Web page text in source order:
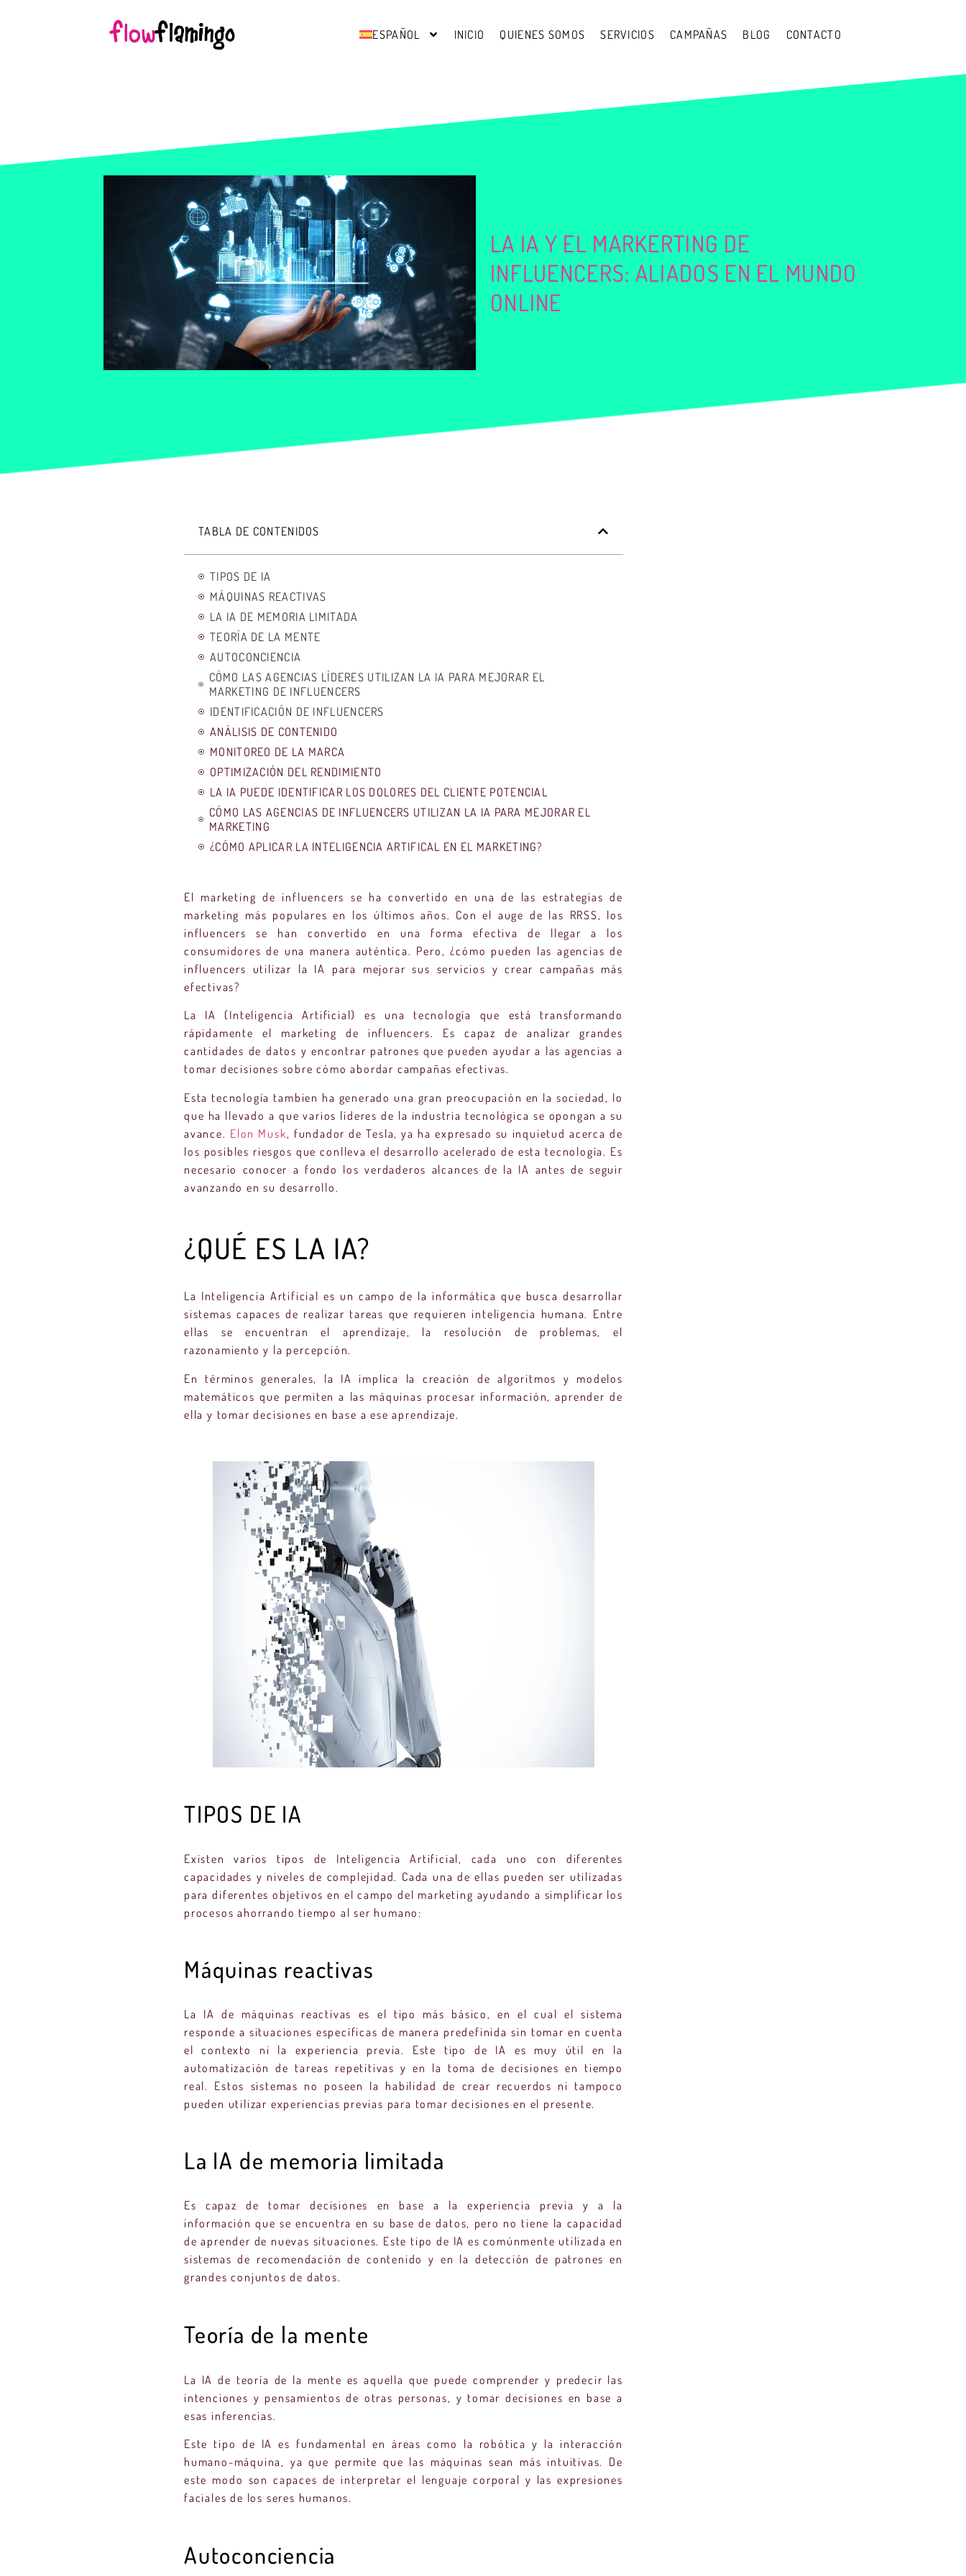
ESPAÑOL INICIO QUIENES SOMOS SERVICIOS CAMPAÑAS BLOG CONTACTO
LA IA Y EL MARKERTING DE
INFLUENCERS: ALIADOS EN EL MUNDO
ONLINE
TABLA DE CONTENIDOS
TIPOS DE IA
MÁQUINAS REACTIVAS
LA IA DE MEMORIA LIMITADA
TEORÍA DE LA MENTE
AUTOCONCIENCIA
CÓMO LAS AGENCIAS LÍDERES UTILIZAN LA IA PARA MEJORAR EL
MARKETING DE INFLUENCERS
IDENTIFICACIÓN DE INFLUENCERS
ANÁLISIS DE CONTENIDO
MONITOREO DE LA MARCA
OPTIMIZACIÓN DEL RENDIMIENTO
LA IA PUEDE IDENTIFICAR LOS DOLORES DEL CLIENTE POTENCIAL
CÓMO LAS AGENCIAS DE INFLUENCERS UTILIZAN LA IA PARA MEJORAR EL
MARKETING
¿CÓMO APLICAR LA INTELIGENCIA ARTIFICAL EN EL MARKETING?
El marketing de influencers se ha convertido en una de las estrategias de
marketing más populares en los últimos años. Con el auge de las RRSS, los
influencers se han convertido en una forma efectiva de llegar a los
consumidores de una manera auténtica. Pero, ¿cómo pueden las agencias de
influencers utilizar la IA para mejorar sus servicios y crear campañas más
efectivas?
La IA (Inteligencia Artificial) es una tecnología que está transformando
rápidamente el marketing de influencers. Es capaz de analizar grandes
cantidades de datos y encontrar patrones que pueden ayudar a las agencias a
tomar decisiones sobre cómo abordar campañas efectivas.
Esta tecnología tambien ha generado una gran preocupación en la sociedad, lo
que ha llevado a que varios líderes de la industria tecnológica se opongan a su
avance. Elon Musk, fundador de Tesla, ya ha expresado su inquietud acerca de
los posibles riesgos que conlleva el desarrollo acelerado de esta tecnología. Es
necesario conocer a fondo los verdaderos alcances de la IA antes de seguir
avanzando en su desarrollo.
¿QUÉ ES LA IA?
La Inteligencia Artificial es un campo de la informática que busca desarrollar
sistemas capaces de realizar tareas que requieren inteligencia humana. Entre
ellas se encuentran el aprendizaje, la resolución de problemas, el
razonamiento y la percepción.
En términos generales, la IA implica la creación de algoritmos y modelos
matemáticos que permiten a las máquinas procesar información, aprender de
ella y tomar decisiones en base a ese aprendizaje.
TIPOS DE IA
Existen varios tipos de Inteligencia Artificial, cada uno con diferentes
capacidades y niveles de complejidad. Cada una de ellas pueden ser utilizadas
para diferentes objetivos en el campo del marketing ayudando a simplificar los
procesos ahorrando tiempo al ser humano:
Máquinas reactivas
La IA de máquinas reactivas es el tipo más básico, en el cual el sistema
responde a situaciones específicas de manera predefinida sin tomar en cuenta
el contexto ni la experiencia previa. Este tipo de IA es muy útil en la
automatización de tareas repetitivas y en la toma de decisiones en tiempo
real. Estos sistemas no poseen la habilidad de crear recuerdos ni tampoco
pueden utilizar experiencias previas para tomar decisiones en el presente.
La IA de memoria limitada
Es capaz de tomar decisiones en base a la experiencia previa y a la
información que se encuentra en su base de datos, pero no tiene la capacidad
de aprender de nuevas situaciones. Este tipo de IA es comúnmente utilizada en
sistemas de recomendación de contenido y en la detección de patrones en
grandes conjuntos de datos.
Teoría de la mente
La IA de teoría de la mente es aquella que puede comprender y predecir las
intenciones y pensamientos de otras personas, y tomar decisiones en base a
esas inferencias.
Este tipo de IA es fundamental en áreas como la robótica y la interacción
humano-máquina, ya que permite que las máquinas sean más intuitivas. De
este modo son capaces de interpretar el lenguaje corporal y las expresiones
faciales de los seres humanos.
Autoconciencia